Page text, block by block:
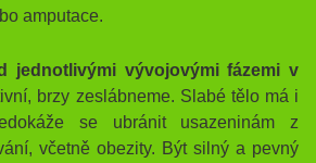
amputace.
jednotlivými vývojovými fázemi v
brzy zeslábneme. Slabé tělo má i
se ubránit usazeninám z
včetně obezity. Být silný a pevný